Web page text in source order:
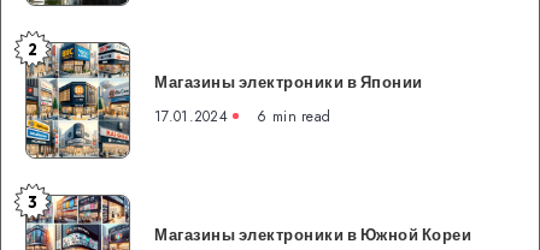
преимущества
банковской
системы
Магазины
электроники
в
Японии
2
Магазины электроники в Японии
17.01.2024 6 min read
Магазины
электроники
3
Магазины электроники в Южной Кореи